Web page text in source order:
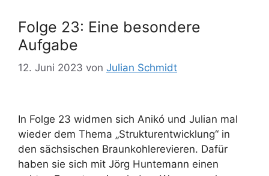
Folge 23: Eine besondere
Aufgabe
12. Juni 2023 von Julian Schmidt
In Folge 23 widmen sich Anikó und Julian mal
wieder dem Thema „Strukturentwicklung“ in
den sächsischen Braunkohlerevieren. Dafür
haben sie sich mit Jörg Huntemann einen